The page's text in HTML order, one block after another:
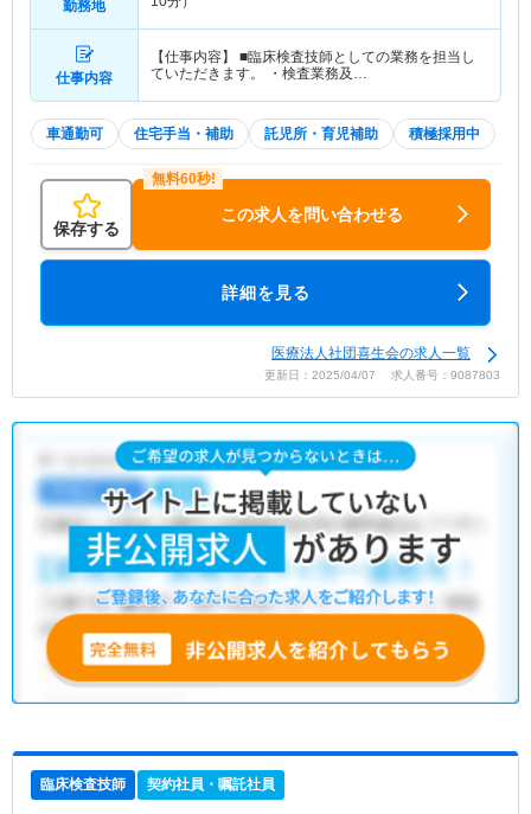
勤務地
仕事内容
【仕事内容】 ■臨床検査技師としての業務を担当し
ていただきます。 ・検査業務及…
車通勤可 住宅手当・補助 託児所・育児補助 積極採用中
保存する
この求人を問い合わせる
詳細を見る
医療法人社団喜生会の求人一覧
更新日：2025/04/07 求人番号：9087803
臨床検査技師 契約社員・嘱託社員